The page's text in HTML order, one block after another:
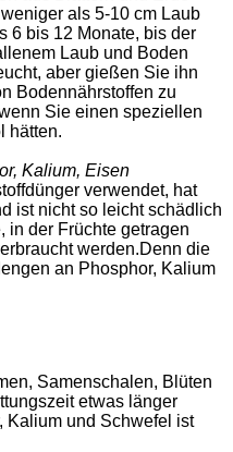
als 5-10 cm Laub
6 bis 12 Monate, bis der
Laub und Boden
aber gießen Sie ihn
Bodennährstoffen zu
Sie einen speziellen
hätten.
Kalium, Eisen
verwendet, hat
ist nicht so leicht schädlich
in der Früchte getragen
werden.Denn die
an Phosphor, Kalium
Samenschalen, Blüten
etwas länger
Kalium und Schwefel ist